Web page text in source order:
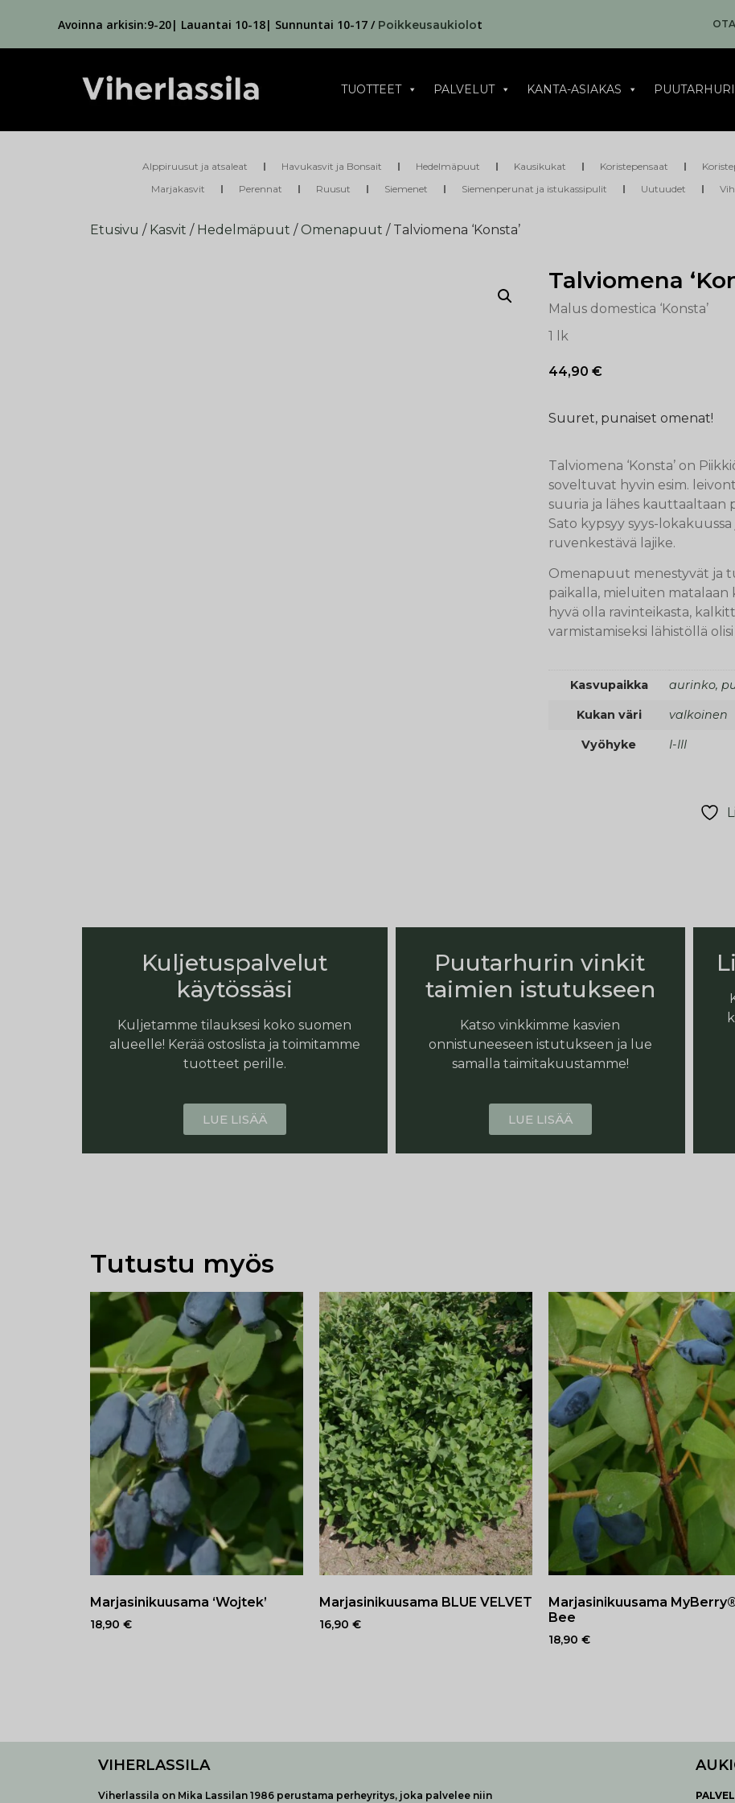
Avoinna arkisin:9-20| Lauantai 10-18| Sunnuntai 10-17 / Poikkeusaukiolot
TUOTTEET PALVELUT KANTA-ASIAKAS
Alppiruusut ja atsaleat Havukasvit ja Bonsait Hedelmäpuut Kausikukat Koristepensaat
Marjakasvit
Perennat Ruusut Siemenet Siemenperunat ja istukassipulit Uutuudet
Etusivu / Kasvit / Hedelmäpuut / Omenapuut / Talviomena ‘Konsta’
Talviomena
Malus domestica ‘Konsta’
1 lk
44,90 €
Suuret, punaiset omenat!
Talviomena ‘Konsta’ on
soveltuvat hyvin esim.
suuria ja lähes kauttaaltaan
Sato kypsyy syys-
ruvenkestävä lajike.
Omenapuut menestyvät ja
paikalla, mieluiten
hyvä olla ravinteikasta,
varmistamiseksi lähistöllä
Kasvupaikka aurinko,
Kukan väri valkoinen
Vyöhyke I-III
Kuljetuspalvelut
käytössäsi
Kuljetamme tilauksesi koko suomen
alueelle! Kerää ostoslista ja toimitamme
tuotteet perille.
LUE LISÄÄ
Puutarhurin vinkit
taimien istutukseen
Katso vinkkimme kasvien
onnistuneeseen istutukseen ja lue
samalla taimitakuustamme!
LUE LISÄÄ
Tutustu myös
Marjasinikuusama ‘Wojtek’
18,90 €
Marjasinikuusama BLUE VELVET
16,90 €
Marjasinikuusama
Bee
18,90 €
VIHERLASSILA
Viherlassila on Mika Lassilan 1986 perustama perheyritys, joka palvelee niin P